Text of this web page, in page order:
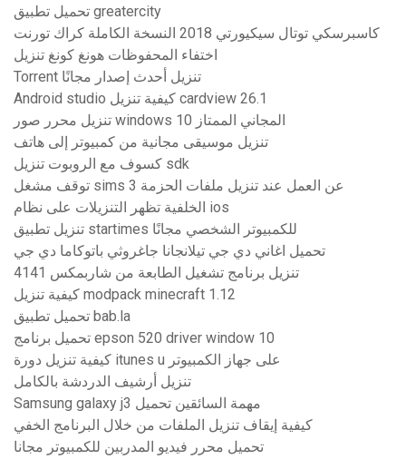
تحميل تطبيق greatercity
كاسبرسكي توتال سيكيورتي 2018 النسخة الكاملة كراك تورنت
اختفاء المحفوظات هونغ كونغ تنزيل
Torrent تنزيل أحدث إصدار مجانًا
Android studio كيفية تنزيل cardview 26.1
تنزيل محرر صور windows 10 المجاني الممتاز
تنزيل موسيقى مجانية من كمبيوتر إلى هاتف
كسوف مع الروبوت تنزيل sdk
توقف مشغل sims 3 عن العمل عند تنزيل ملفات الحزمة
الخلفية تظهر التنزيلات على نظام ios
تنزيل تطبيق startimes للكمبيوتر الشخصي مجانًا
تحميل اغاني دي جي تيلانجانا جاغروثي باتوكاما دي جي
تنزيل برنامج تشغيل الطابعة من شاربمكس 4141
كيفية تنزيل modpack minecraft 1.12
تحميل تطبيق bab.la
تحميل برنامج epson 520 driver window 10
كيفية تنزيل دورة itunes u على جهاز الكمبيوتر
تنزيل أرشيف الدردشة بالكامل
Samsung galaxy j3 مهمة السائقين تحميل
كيفية إيقاف تنزيل الملفات من خلال البرنامج الخفي
تحميل محرر فيديو المدربين للكمبيوتر مجانا